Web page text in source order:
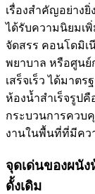
เรื่องสำคัญอย่างยิ่ง
ได้รับความนิยมเ
จัดสรร คอนโดมิเ
พยาบาล หรือศูนย์
เสร็จเร็ว ได้มาต
ห้องน้ำสำเร็จรูป
กระบวนการควบ
งานในพื้นที่ที่มีคว
จุดเด่นของผนัง
ดั้งเดิม